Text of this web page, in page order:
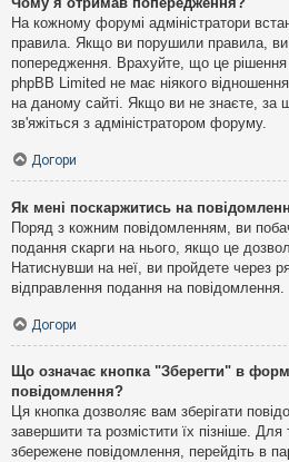
На кожному форумі адміністратори
правила. Якщо ви порушили правила,
попередження. Врахуйте, що це рішення
phpBB Limited не має ніякого
на даному сайті. Якщо ви не знаєте, за
зв'яжіться з адміністратором форуму.
Догори
Як мені поскаржитись на
Поряд з кожним повідомленням, ви
подання скарги на нього, якщо це
Натиснувши на неї, ви пройдете через
відправлення подання на повідомлення.
Догори
Що означає кнопка "Зберегти" в
повідомлення?
Ця кнопка дозволяє вам зберігати
завершити та розмістити їх пізніше.
збережене повідомлення, перейдіть в